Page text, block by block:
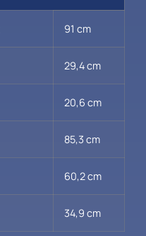
91 cm
29,4 cm
20,6 cm
85,3 cm
60,2 cm
34,9 cm